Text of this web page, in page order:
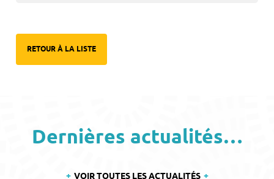
RETOUR À LA LISTE
Dernières actualités…